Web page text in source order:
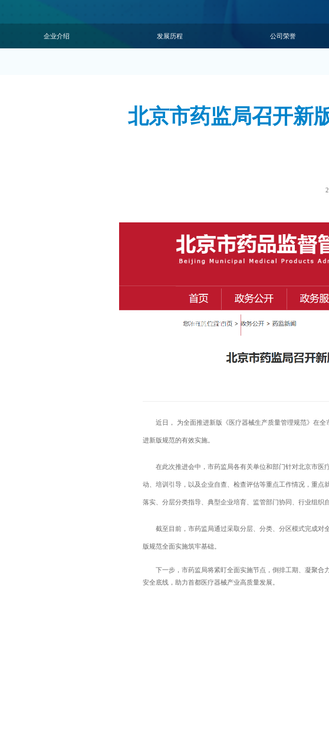
企业介绍 发展历程 公司荣誉
北京市药监局召开新
近日， 为全面推进新版《医疗器械生产质量管理规范》在
进新版规范的有效实施。
在此次推进会中，市药监局各有关单位和部门针对北京市医疗
动、培训引导，以及企业自查、检查评估等重点工作情况，重
落实、分层分类指导、典型企业培育、监管部门协同、行业组织
截至目前，市药监局通过采取分层、分类、分区模式完成对全
版规范全面实施筑牢基础。
下一步，市药监局将紧盯全面实施节点，倒排工期、凝聚合力
安全底线，助力首都医疗器械产业高质量发展。